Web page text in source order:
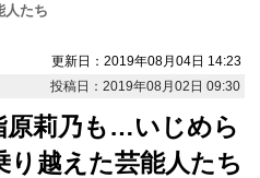
人たち
更新日：2019年08月04日 14:23
投稿日：2019年08月02日 09:30
原莉乃も…いじめら
り越えた芸能人たち